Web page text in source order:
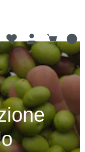
Hai 0 articoli nella
Il